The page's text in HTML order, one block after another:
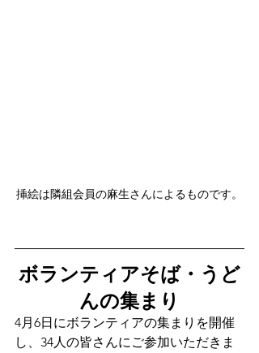
挿絵は隣組会員の麻生さんによるものです。
ボランティアそば・うど
んの集まり
4月6日にボランティアの集まりを開催
し、34人の皆さんにご参加いただきま